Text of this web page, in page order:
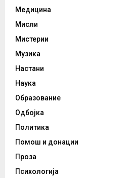
Медицина
Мисли
Мистерии
Музика
Настани
Наука
Образование
Одбојка
Политика
Помош и донации
Проза
Психологија